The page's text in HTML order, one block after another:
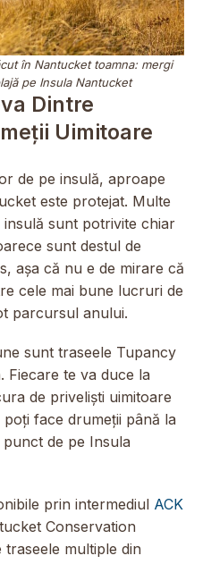
în Nantucket toamna: mergi
pe Insula Nantucket
Dintre
Uimitoare
de pe insulă, aproape
este protejat. Multe
sunt potrivite chiar
sunt destul de
așa că nu e de mirare că
cele mai bune lucruri de
parcursul anului.
sunt traseele Tupancy
Fiecare te va duce la
de priveliști uimitoare
face drumeții până la
de pe Insula
prin intermediul ACK
Conservation
multiple din